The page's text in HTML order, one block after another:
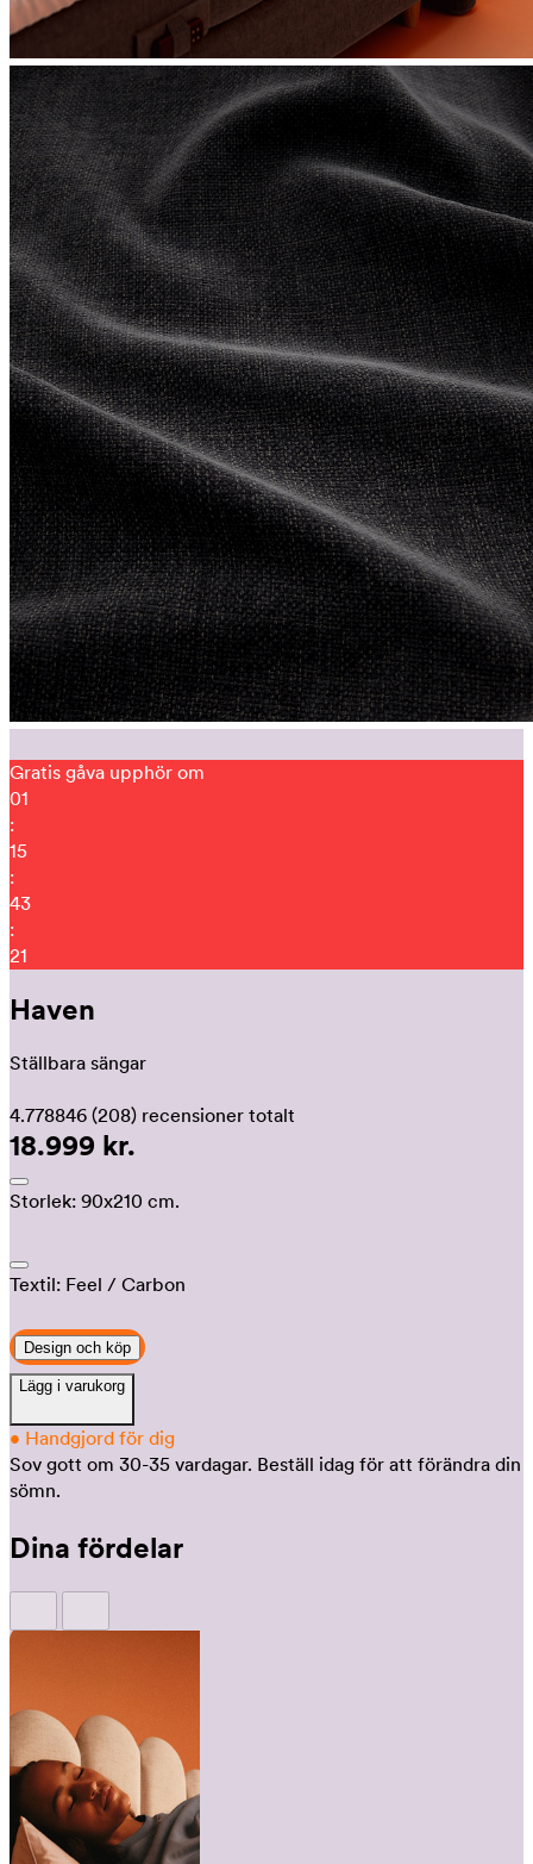
Gratis gåva upphör om
01
:
15
:
43
:
11
Haven
Ställbara sängar
4.778846 (208) recensioner totalt
18.999 kr.
Storlek: 90x210 cm.
Textil: Feel / Carbon
Design och köp
Lägg i varukorg
• Handgjord för dig
Sov gott om 30-35 vardagar. Beställ idag för att förändra din
sömn.
Dina fördelar